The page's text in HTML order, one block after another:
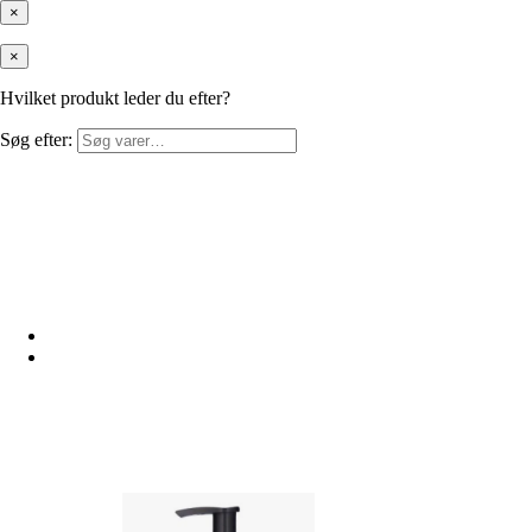
×
×
Hvilket produkt leder du efter?
Søg efter: